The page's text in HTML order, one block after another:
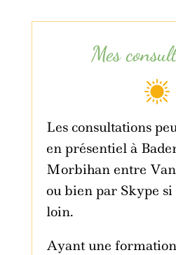
Mes
Les consultations
en présentiel à
Morbihan entre
ou bien par Skype si
loin.
Ayant une